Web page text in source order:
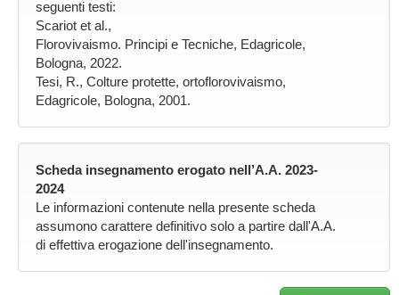
seguenti testi:
Scariot et al.,
Florovivaismo. Principi e Tecniche, Edagricole,
Bologna, 2022.
Tesi, R., Colture protette, ortoflorovivaismo,
Edagricole, Bologna, 2001.
Scheda insegnamento erogato nell’A.A. 2023-
2024
Le informazioni contenute nella presente scheda
assumono carattere definitivo solo a partire dall'A.A.
di effettiva erogazione dell'insegnamento.